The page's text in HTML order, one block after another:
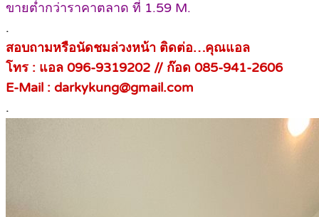
ขายต่ำกว่าราคาตลาด ที่ 1.59 M.
.
สอบถามหรือนัดชมล่วงหน้า ติดต่อ…คุณแอล
โทร : แอล 096-9319202 // ก๊อด 085-941-2606
E-Mail : darkykung@gmail.com
.